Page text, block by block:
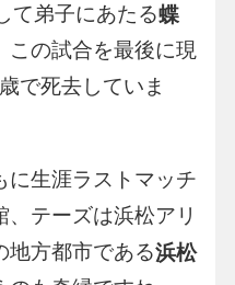
て弟子にあたる蝶
この試合を最後に現
で死去していま
に生涯ラストマッチ
、テーズは浜松アリ
地方都市である浜松